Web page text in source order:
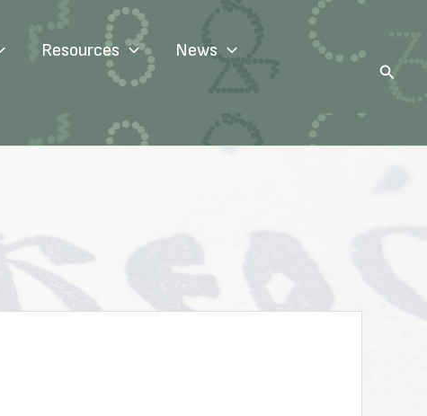
Resources News
Search